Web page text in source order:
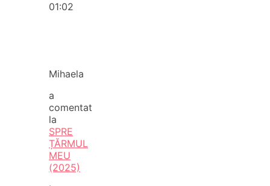
01:02
Mihaela
a
comentat
la
SPRE
ȚĂRMUL
MEU
(2025)